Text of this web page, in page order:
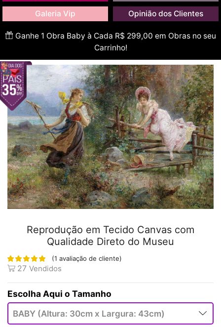
Galeria Vip Opinião dos Clientes
Ganhe 1 Obra Baby à Cada R$ 299,00 em Obras no seu
Carrinho!
Reprodução em Tecido Canvas com
Qualidade Direto do Museu
(1 avaliação de cliente)
27 Vendidos
Tamanho